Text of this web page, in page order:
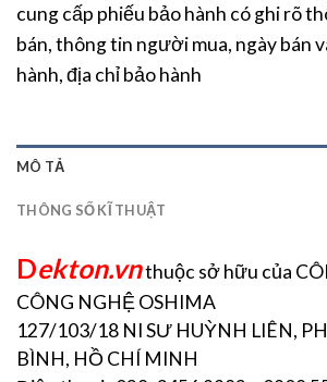
cung cấp phiếu bảo hành có ghi rõ
bán, thông tin người mua, ngày bán
hành, địa chỉ bảo hành
MÔ TẢ
THÔNG SỐ KĨ THUẬT
Dekton.vnthuộc sở hữu của
CÔNG NGHỆ OSHIMA
127/103/18 NI SƯ HUỲNH LIÊN,
BÌNH, HỒ CHÍ MINH